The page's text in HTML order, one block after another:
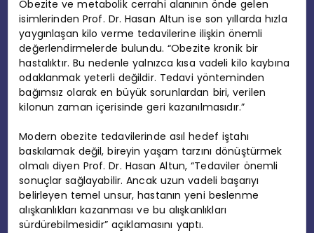
Obezite ve metabolik cerrahi alanının önde gelen
isimlerinden Prof. Dr. Hasan Altun ise son yıllarda hızla
yaygınlaşan kilo verme tedavilerine ilişkin önemli
değerlendirmelerde bulundu. “Obezite kronik bir
hastalıktır. Bu nedenle yalnızca kısa vadeli kilo kaybına
odaklanmak yeterli değildir. Tedavi yönteminden
bağımsız olarak en büyük sorunlardan biri, verilen
kilonun zaman içerisinde geri kazanılmasıdır.”
Modern obezite tedavilerinde asıl hedef iştahı
baskılamak değil, bireyin yaşam tarzını dönüştürmek
olmalı diyen Prof. Dr. Hasan Altun, “Tedaviler önemli
sonuçlar sağlayabilir. Ancak uzun vadeli başarıyı
belirleyen temel unsur, hastanın yeni beslenme
alışkanlıkları kazanması ve bu alışkanlıkları
sürdürebilmesidir” açıklamasını yaptı.